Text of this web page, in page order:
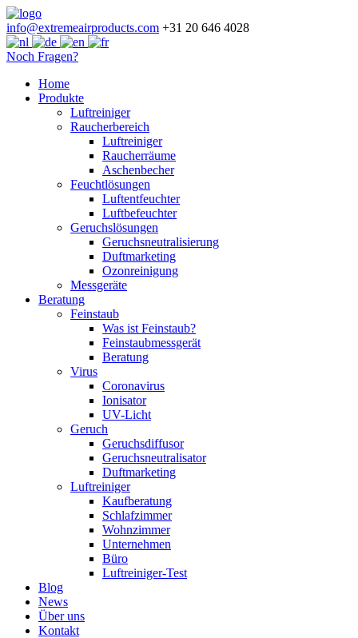
info@extremeairproducts.com +31 20 646 4028
Noch Fragen?
Skip
Home
Produkte
Luftreiniger
Raucherbereich
Luftreiniger
Raucherräume
Aschenbecher
Feuchtlösungen
Luftentfeuchter
Luftbefeuchter
Geruchslösungen
Geruchsneutralisierung
Duftmarketing
Ozonreinigung
Messgeräte
Beratung
Feinstaub
Was ist Feinstaub?
Feinstaubmessgerät
Beratung
Virus
Coronavirus
Ionisator
UV-Licht
Geruch
Geruchsdiffusor
Geruchsneutralisator
Duftmarketing
Luftreiniger
Kaufberatung
Schlafzimmer
Wohnzimmer
Unternehmen
Büro
Luftreiniger-Test
Blog
News
Über uns
Kontakt